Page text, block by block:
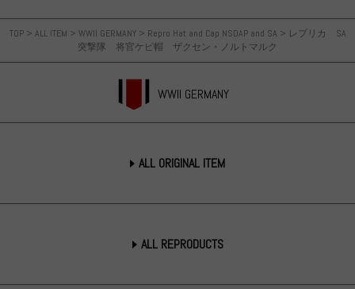
TOP> ALL ITEM > WWII GERMANY> Repro Hat and Cap NSDAP and SA > レプリカ SA
突撃隊 将官ケピ帽 ザクセン・ノルトマルク
WWII GERMANY
ALL ORIGINAL ITEM
ALL REPRODUCTS